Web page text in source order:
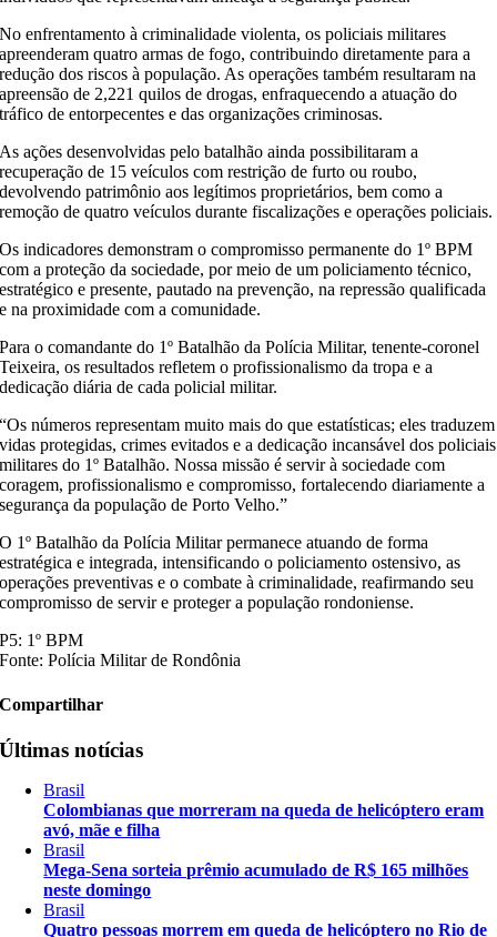
No enfrentamento à criminalidade violenta, os policiais militares
apreenderam quatro armas de fogo, contribuindo diretamente para a
redução dos riscos à população. As operações também resultaram na
apreensão de 2,221 quilos de drogas, enfraquecendo a atuação do
tráfico de entorpecentes e das organizações criminosas.
As ações desenvolvidas pelo batalhão ainda possibilitaram a
recuperação de 15 veículos com restrição de furto ou roubo,
devolvendo patrimônio aos legítimos proprietários, bem como a
remoção de quatro veículos durante fiscalizações e operações policiais.
Os indicadores demonstram o compromisso permanente do 1º BPM
com a proteção da sociedade, por meio de um policiamento técnico,
estratégico e presente, pautado na prevenção, na repressão qualificada
e na proximidade com a comunidade.
Para o comandante do 1º Batalhão da Polícia Militar, tenente-coronel
Teixeira, os resultados refletem o profissionalismo da tropa e a
dedicação diária de cada policial militar.
“Os números representam muito mais do que estatísticas; eles traduzem
vidas protegidas, crimes evitados e a dedicação incansável dos policiais
militares do 1º Batalhão. Nossa missão é servir à sociedade com
coragem, profissionalismo e compromisso, fortalecendo diariamente a
segurança da população de Porto Velho.”
O 1º Batalhão da Polícia Militar permanece atuando de forma
estratégica e integrada, intensificando o policiamento ostensivo, as
operações preventivas e o combate à criminalidade, reafirmando seu
compromisso de servir e proteger a população rondoniense.
P5: 1º BPM
Fonte: Polícia Militar de Rondônia
Compartilhar
Últimas notícias
Brasil
Colombianas que morreram na queda de helicóptero eram
avó, mãe e filha
Brasil
Mega-Sena sorteia prêmio acumulado de R$ 165 milhões
neste domingo
Brasil
Quatro pessoas morrem em queda de helicóptero no Rio de